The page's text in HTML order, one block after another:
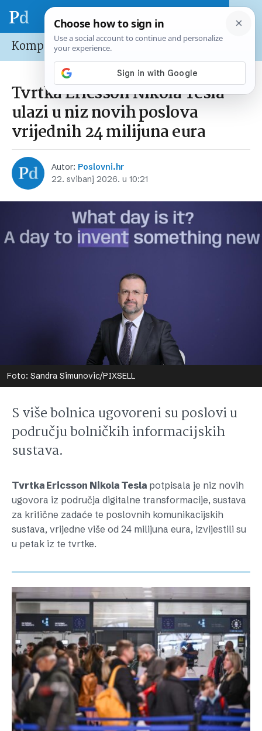
Kompanije
Tvrtka Ericsson Nikola Tesla
ulazi u niz novih poslova
vrijednih 24 milijuna eura
Autor: Poslovni.hr
22. svibanj 2026. u 10:21
Foto: Sandra Simunovic/PIXSELL
S više bolnica ugovoreni su poslovi u
području bolničkih informacijskih
sustava.
Tvrtka Ericsson Nikola Tesla potpisala je niz novih
ugovora iz područja digitalne transformacije, sustava
za kritične zadaće te poslovnih komunikacijskih
sustava, vrijedne više od 24 milijuna eura, izvijestili su
u petak iz te tvrtke.